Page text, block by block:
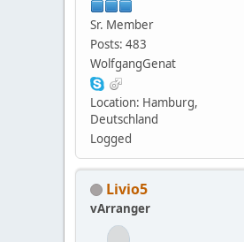
Sr. Member
Posts: 483
WolfgangGenat
Location: Hamburg,
Deutschland
Logged
Livio5
vArranger